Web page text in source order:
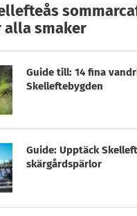
alla smaker
Guide till: 14 fina
Skelleftebygden
Guide: Upptäck
skärgårdspärlor